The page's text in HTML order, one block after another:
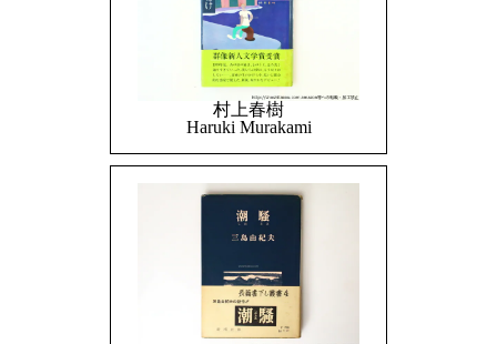
村上春樹
Haruki Murakami